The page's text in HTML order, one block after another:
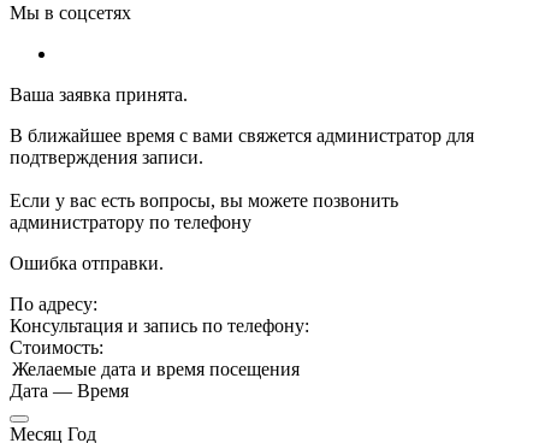
Мы в соцсетях
Ваша заявка принята.
В ближайшее время с вами свяжется администратор для
подтверждения записи.
Если у вас есть вопросы, вы можете позвонить
администратору по телефону
Ошибка отправки.
По адресу:
Консультация и запись по телефону:
Стоимость:
Желаемые дата и время посещения
Дата — Время
Месяц Год